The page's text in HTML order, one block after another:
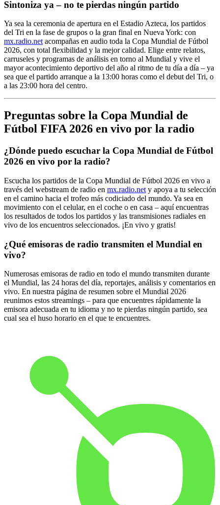
Sintoniza ya – no te pierdas ningún partido
Ya sea la ceremonia de apertura en el Estadio Azteca, los partidos
del Tri en la fase de grupos o la gran final en Nueva York: con
mx.radio.net acompañas en audio toda la Copa Mundial de Fútbol
2026, con total flexibilidad y la mejor calidad. Elige entre relatos,
carruseles y programas de análisis en torno al Mundial y vive el
mayor acontecimiento deportivo del año al ritmo de tu día a día – ya
sea que el partido arranque a la 13:00 horas como el debut del Tri, o
a las 23:00 hora del centro.
Preguntas sobre la Copa Mundial de
Fútbol FIFA 2026 en vivo por la radio
¿Dónde puedo escuchar la Copa Mundial de Fútbol
2026 en vivo por la radio?
Escucha los partidos de la Copa Mundial de Fútbol 2026 en vivo a
través del webstream de radio en mx.radio.net y apoya a tu selección
en el camino hacia el trofeo más codiciado del mundo. Ya sea en
movimiento con el celular, en el coche o en casa – aquí encuentras
los resultados de todos los partidos y las transmisiones radiales en
vivo de los encuentros seleccionados. ¡En vivo y gratis!
¿Qué emisoras de radio transmiten el Mundial en
vivo?
Numerosas emisoras de radio en todo el mundo transmiten durante
el Mundial, las 24 horas del día, reportajes, análisis y comentarios en
vivo. En nuestra página de resumen sobre el Mundial 2026
reunimos estos streamings – para que encuentres rápidamente la
emisora adecuada en tu idioma y no te pierdas ningún partido, sea
cual sea el huso horario en el que te encuentres.